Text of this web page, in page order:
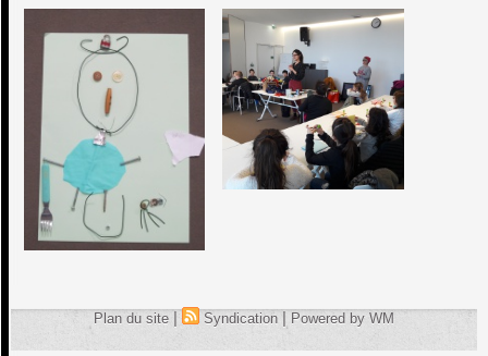
Plan du site | Syndication | Powered by WM